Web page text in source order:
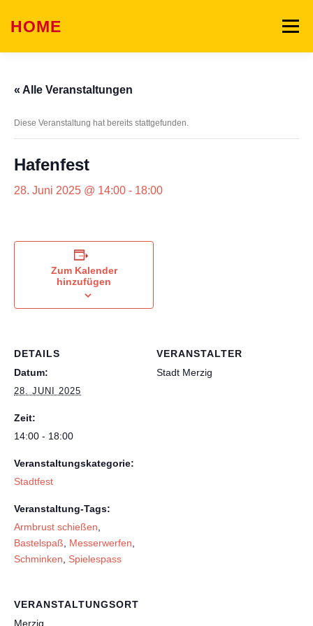
Inhalt
springen
HOME Menü
EVENTS KONTAKT
« Alle Veranstaltungen
Diese Veranstaltung hat bereits stattgefunden.
Hafenfest
28. Juni 2025 @ 14:00 - 18:00
Zum Kalender
hinzufügen
DETAILS
Datum:
28. JUNI 2025
Zeit:
14:00 - 18:00
Veranstaltungskategorie:
Stadtfest
Veranstaltung-Tags:
Armbrust schießen
Bastelspaß
Messerwerfen
Schminken
Spielespass
VERANSTALTER
Stadt Merzig
VERANSTALTUNGSORT
Merzig